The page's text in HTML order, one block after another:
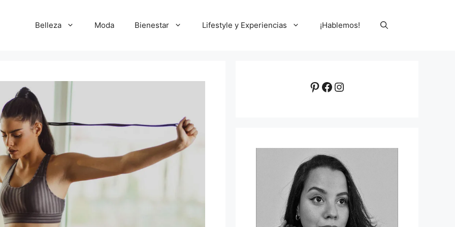
Belleza Moda Bienestar Lifestyle y Experiencias ¡Hablemos!
Pinterest
Facebook
Instagram